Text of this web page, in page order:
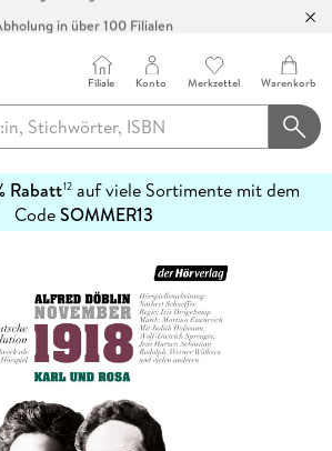
in über 100 Filialen
Filiale Konto Merkzettel Warenkorb
Rabatt12auf viele Sortimente mit dem
CodeSOMMER13